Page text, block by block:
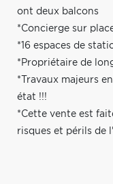
ont deux balcons
*Concierge sur
*16 espaces de
*Propriétaire de
*Travaux majeurs
état !!!
*Cette vente est
risques et périls de